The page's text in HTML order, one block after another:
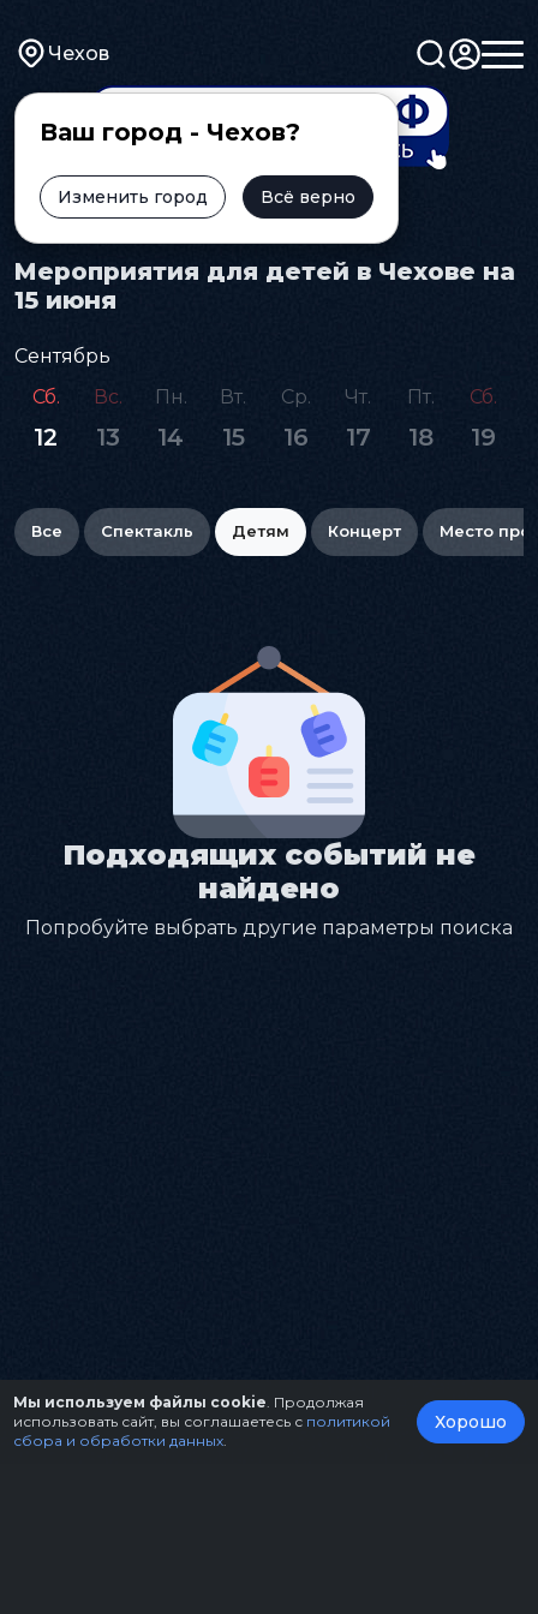
Чехов
Ваш город - Чехов?
Изменить город Всё верно
Главная Афиша Детям
Мероприятия для детей в Чехове на
15 июня
Сентябрь
Сб.
12
Вс.
13
Пн.
14
Вт.
15
Ср.
16
Чт.
17
Пт.
18
Сб.
19
Все Спектакль Детям Концерт Место
Подходящих событий не
найдено
Попробуйте выбрать другие параметры поиска
Мы используем файлы cookie . Продолжая
использовать сайт, вы соглашаетесь с политикой
сбора и обработки данных
Хорошо